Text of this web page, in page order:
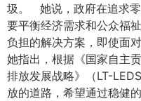
圾。 她说，政府在追求
要平衡经济需求和公众福
负担的解决方案，即使面
她指出，根据《国家自主
排放发展战略》（LT-
放的道路，希望通过稳健